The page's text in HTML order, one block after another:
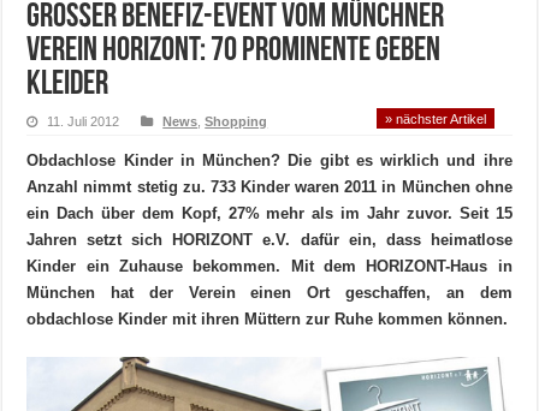
Großer Benefiz-Event vom Münchner
Verein HORIZONT: 70 Prominente geben
Kleider
11. Juli 2012 News ,Shopping » nächster Artikel
Obdachlose Kinder in München? Die gibt es wirklich und ihre
Anzahl nimmt stetig zu. 733 Kinder waren 2011 in München ohne
ein Dach über dem Kopf, 27% mehr als im Jahr zuvor. Seit 15
Jahren setzt sich HORIZONT e.V. dafür ein, dass heimatlose
Kinder ein Zuhause bekommen. Mit dem HORIZONT-Haus in
München hat der Verein einen Ort geschaffen, an dem
obdachlose Kinder mit ihren Müttern zur Ruhe kommen können.